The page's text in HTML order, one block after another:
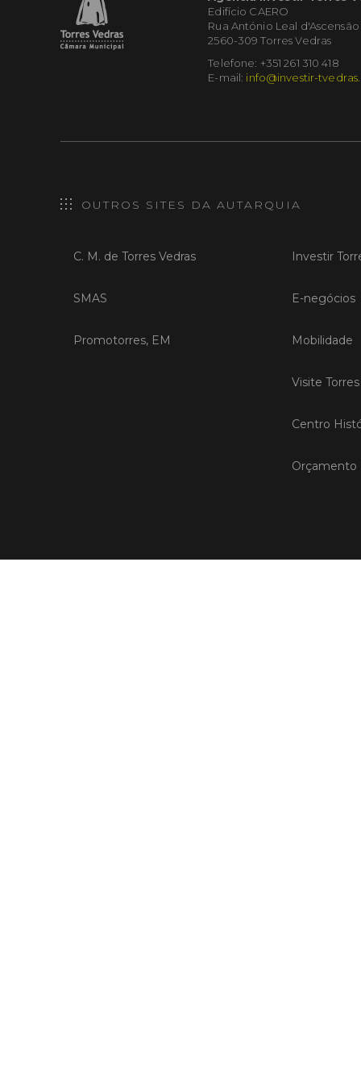
Edifício CAERO
Rua António Leal d'Ascensão
2560-309 Torres Vedras
Telefone: +351 261 310 418
E-mail: info@investir-
OUTROS SITES DA AUTARQUIA
C. M. de Torres Vedras
SMAS
Promotorres, EM
Investir
E-negócios
Mobilidade
Visite
Centro
Orçamento